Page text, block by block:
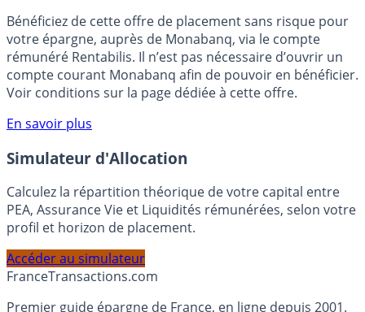
🎁 Bon plan épargne : 3% pendant 6 mois
Bénéficiez de cette offre de placement sans risque pour
votre épargne, auprès de Monabanq, via le compte
rémunéré Rentabilis. Il n’est pas nécessaire d’ouvrir un
compte courant Monabanq afin de pouvoir en bénéficier.
Voir conditions sur la page dédiée à cette offre.
En savoir plus
Simulateur d'Allocation
Calculez la répartition théorique de votre capital entre
PEA, Assurance Vie et Liquidités rémunérées, selon votre
profil et horizon de placement.
Accéder au simulateur
FranceTransactions.com